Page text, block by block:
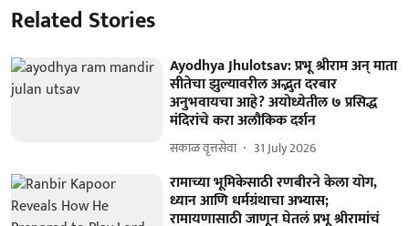
Related Stories
Ayodhya Jhulotsav: प्रभू श्रीराम अन् माता
सीतेचा झुल्यावरील अद्भुत दरबार
अनुभवायचा आहे? अयोध्येतील ७ प्रसिद्ध
मंदिरांचे करा अलौकिक दर्शन
सकाळ वृत्तसेवा 31 July 2026
रामाच्या भूमिकेसाठी रणबीरने केला योग,
ध्यान आणि धर्मग्रंथाचा अभ्यास;
रामायणासाठी जाणून घेतलं प्रभू श्रीरामांचं